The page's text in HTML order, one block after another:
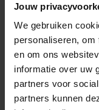
Jouw
We gebruiken
personaliseren,
en om ons
informatie over uw
partners voor
partners kunnen